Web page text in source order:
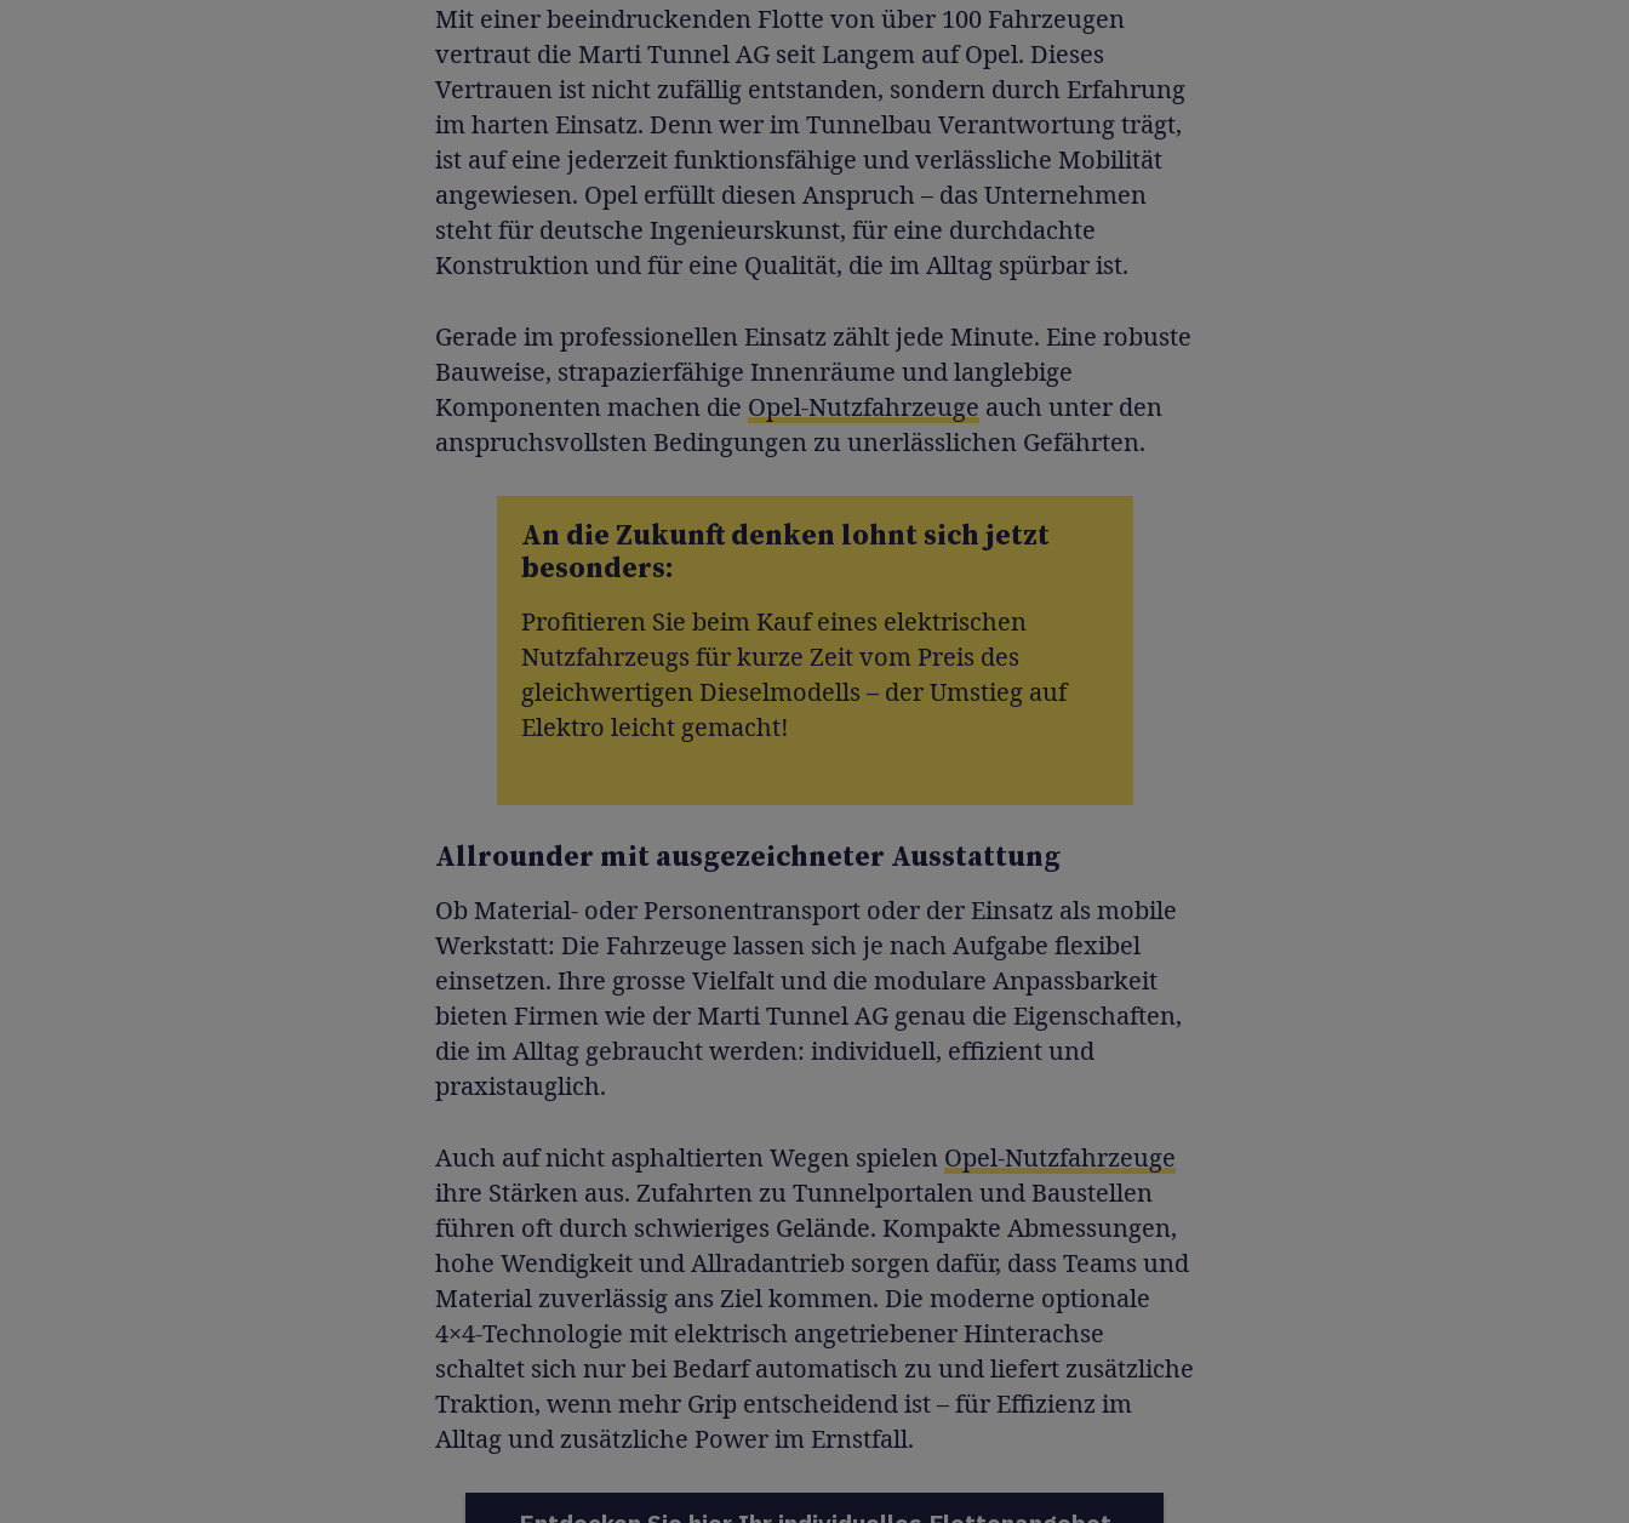
Mit einer beeindruckenden Flotte von über 100 Fahrzeugen
vertraut die Marti Tunnel AG seit Langem auf Opel. Dieses
Vertrauen ist nicht zufällig entstanden, sondern durch Erfahrung
im harten Einsatz. Denn wer im Tunnelbau Verantwortung trägt,
ist auf eine jederzeit funktionsfähige und verlässliche Mobilität
angewiesen. Opel erfüllt diesen Anspruch – das Unternehmen
steht für deutsche Ingenieurskunst, für eine durchdachte
Konstruktion und für eine Qualität, die im Alltag spürbar ist.
Gerade im professionellen Einsatz zählt jede Minute. Eine robuste
Bauweise, strapazierfähige Innenräume und langlebige
Komponenten machen die Opel-Nutzfahrzeuge auch unter den
anspruchsvollsten Bedingungen zu unerlässlichen Gefährten.
An die Zukunft denken lohnt sich jetzt
besonders:
Profitieren Sie beim Kauf eines elektrischen
Nutzfahrzeugs für kurze Zeit vom Preis des
gleichwertigen Dieselmodells – der Umstieg auf
Elektro leicht gemacht!
Allrounder mit ausgezeichneter Ausstattung
Ob Material- oder Personentransport oder der Einsatz als mobile
Werkstatt: Die Fahrzeuge lassen sich je nach Aufgabe flexibel
einsetzen. Ihre grosse Vielfalt und die modulare Anpassbarkeit
bieten Firmen wie der Marti Tunnel AG genau die Eigenschaften,
die im Alltag gebraucht werden: individuell, effizient und
praxistauglich.
Auch auf nicht asphaltierten Wegen spielen Opel-Nutzfahrzeuge
ihre Stärken aus. Zufahrten zu Tunnelportalen und Baustellen
führen oft durch schwieriges Gelände. Kompakte Abmessungen,
hohe Wendigkeit und Allradantrieb sorgen dafür, dass Teams und
Material zuverlässig ans Ziel kommen. Die moderne optionale
4×4-Technologie mit elektrisch angetriebener Hinterachse
schaltet sich nur bei Bedarf automatisch zu und liefert zusätzliche
Traktion, wenn mehr Grip entscheidend ist – für Effizienz im
Alltag und zusätzliche Power im Ernstfall.